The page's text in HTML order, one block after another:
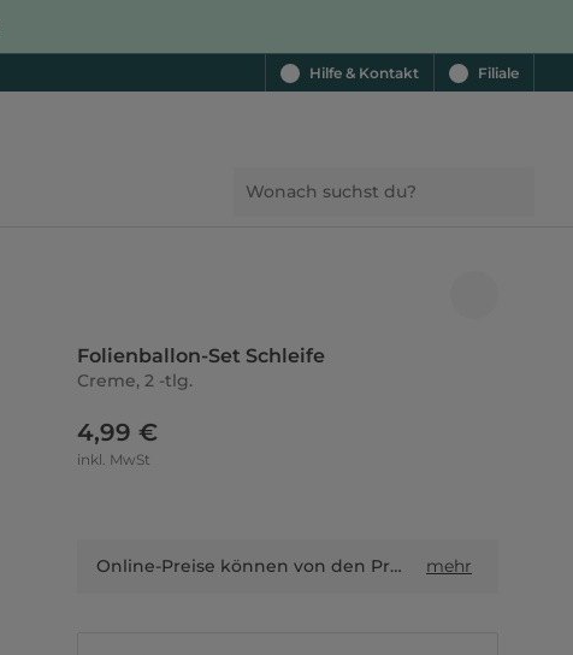
Hilfe & Kontakt Filiale
Folienballon-Set Schleife
Creme, 2 -tlg.
4,99 €
inkl. MwSt
Online-Preise können von den Preisen in Filialen sowie Shop-in-Shop-Flächen abweichen. mehr